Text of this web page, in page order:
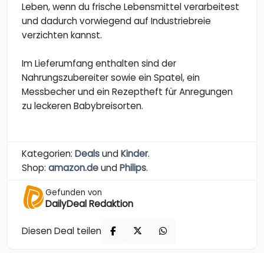
Leben, wenn du frische Lebensmittel verarbeitest
und dadurch vorwiegend auf Industriebreie
verzichten kannst.
Im Lieferumfang enthalten sind der
Nahrungszubereiter sowie ein Spatel, ein
Messbecher und ein Rezeptheft für Anregungen
zu leckeren Babybreisorten.
Kategorien: DealsundKinder.
Shop: amazon.deundPhilips.
Gefunden von
DailyDeal Redaktion
Diesen Deal teilen